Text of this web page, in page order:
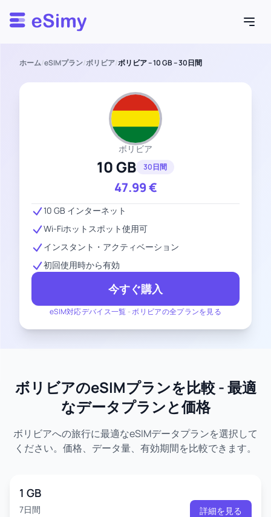
Esimy
ホーム/eSIMプラン/ボリビア/ボリビア – 10 GB – 30日間
ボリビア
10 GB 30日間
47.99€
eSIM対応デバイス一覧 -ボリビアの全プランを見る
10 GB インターネット
Wi-Fiホットスポット使用可
インスタント・アクティベーション
初回使用時から有効
今すぐ購入
ボリビアのeSIMプランを比較 - 最適
なデータプランと価格
ボリビアへの旅行に最適なeSIMデータプランを選択して
ください。価格、データ量、有効期間を比較できます。
1 GB
7日間 詳細を見る